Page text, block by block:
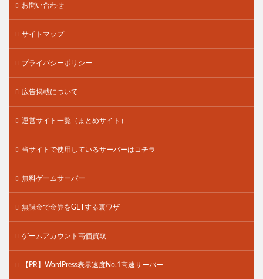
お問い合わせ
サイトマップ
プライバシーポリシー
広告掲載について
運営サイト一覧（まとめサイト）
当サイトで使用しているサーバーはコチラ
無料ゲームサーバー
無課金で金券をGETする裏ワザ
ゲームアカウント高価買取
【PR】WordPress表示速度No.1高速サーバー